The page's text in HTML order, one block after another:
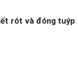
rót và đóng tuýp